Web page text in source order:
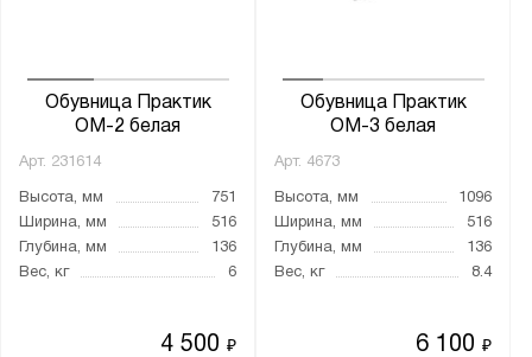
Обувница Практик
ОМ-2 белая
Арт. 231614
Высота, мм
751
Ширина, мм
516
Глубина, мм
136
Вес, кг
6
4 500₽
Обувница Практик
ОМ-3 белая
Арт. 4673
Высота, мм
1096
Ширина, мм
516
Глубина, мм
136
Вес, кг
8.4
6 100₽
от до
Количество секций:
2
4